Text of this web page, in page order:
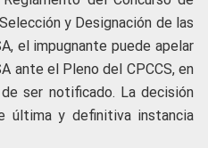
y Designación de las
el impugnante puede apelar
ante el Pleno del CPCCS, en
ser notificado. La decisión
última y definitiva instancia